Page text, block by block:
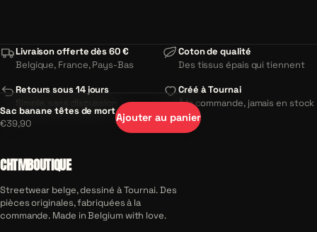
Sac banane têtes de mort
€39,90
Ajouter au panier
Livraison offerte dès 60 €
Belgique, France, Pays-Bas
Coton de qualité
Des tissus épais qui tiennent
Retours sous 14 jours
Simple, sans discussion
Créé à Tournai
À la commande, jamais en stock
CHTMBOUTIQUE
Streetwear belge, dessiné à Tournai. Des
pièces originales, fabriquées à la
commande. Made in Belgium with love.